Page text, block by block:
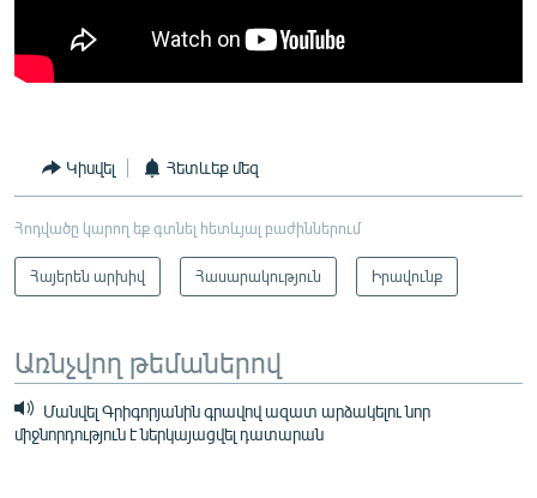
Կիսվել Հետևեք մեզ
Հոդվածը կարող եք գտնել հետևյալ բաժիններում
Հայերեն արխիվ Հասարակություն Իրավունք
Առնչվող թեմաներով
Մանվել Գրիգորյանին գրավով ազատ արձակելու նոր
միջնորդություն է ներկայացվել դատարան